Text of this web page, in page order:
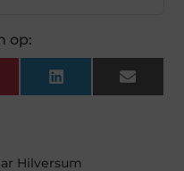
op:
LinkedInEmail
Hilversum